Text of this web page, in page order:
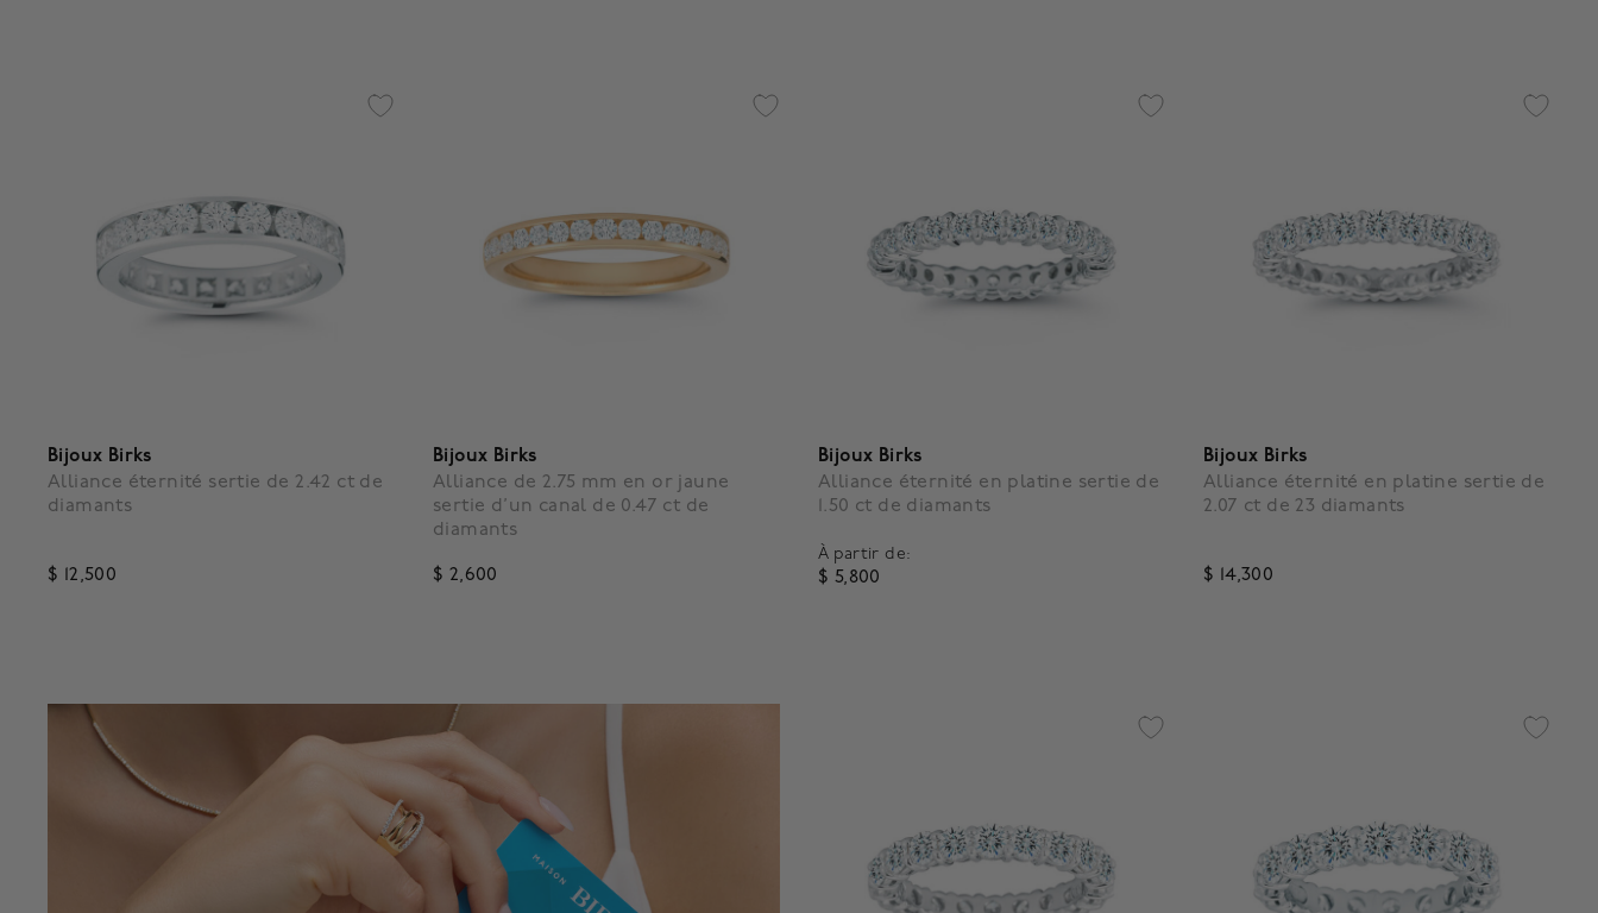
Bijoux Birks
Alliance éternité sertie de 2.42 ct de
diamants
$ 12,500
Bijoux Birks
Alliance de 2.75 mm en or jaune
sertie d’un canal de 0.47 ct de
diamants
$ 2,600
Bijoux Birks
Alliance éternité en platine sertie de
1.50 ct de diamants
À partir de:
$ 5,800
Bijoux Birks
Alliance éternité en platine sertie de
2.07 ct de 23 diamants
$ 14,300